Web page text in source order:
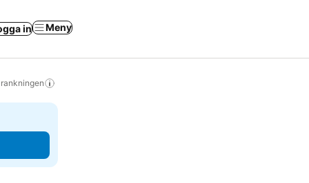
in Meny